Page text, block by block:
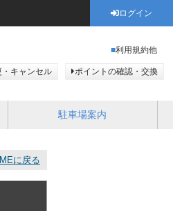
ログイン
利用規約他
キャンセル ポイントの確認・交換
駐車場案内
に戻る